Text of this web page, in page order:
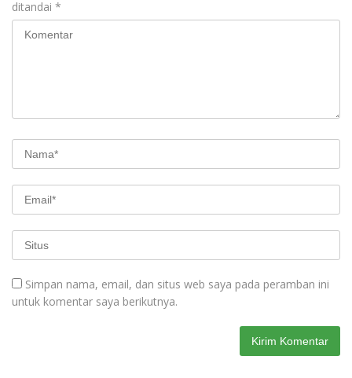
ditandai *
Simpan nama, email, dan situs web saya pada peramban ini
untuk komentar saya berikutnya.